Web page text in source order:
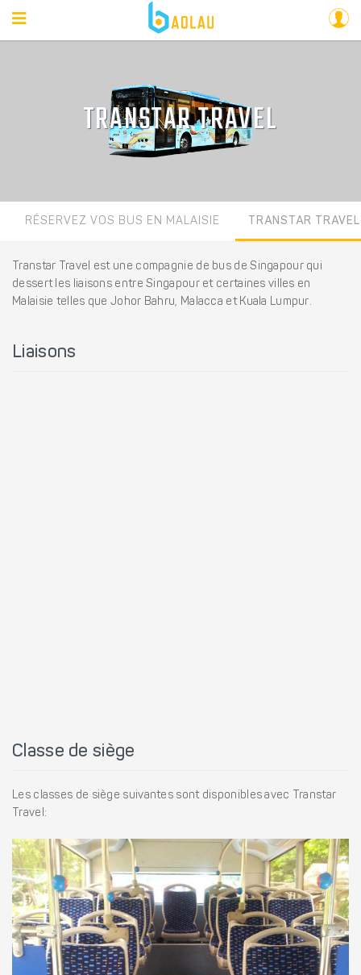
TRANSTAR TRAVEL
RÉSERVEZ VOS BUS EN MALAISIE TRANSTAR TRAVEL
Transtar Travel est une compagnie de bus de Singapour qui
dessert les liaisons entre Singapour et certaines villes en
Malaisie telles que Johor Bahru, Malacca et Kuala Lumpur.
Liaisons
Classe de siège
Les classes de siège suivantes sont disponibles avec Transtar
Travel: